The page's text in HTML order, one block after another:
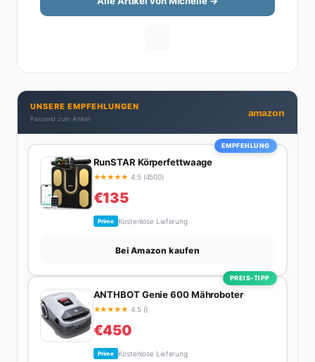
Tipps zum Umsetzen. Von ETF-Strategien über
Privatleben unter einen Hut bekommt. Privat ist sie
bekennende Kaffee-Süchtige (3+ Tassen am Tag,
Minimum), Podcast-Hörerin und verbringt ihre
Wochenenden am liebsten in der Natur oder auf dem
UNSERE EMPFEHLUNGEN
Passend zum Artikel
amazon
EMPFEHLUNG
RunSTAR Körperfettwaage
★★★★★ 4.5 (4500)
€135
Prime Kostenlose Lieferung
Bei Amazon kaufen
PREIS-TIPP
ANTHBOT Genie 600 Mähroboter
★★★★★ 4.5 ()
€450
Prime Kostenlose Lieferung